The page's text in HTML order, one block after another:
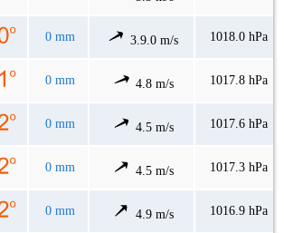
0 mm 3.9.0 m/s 1018.0 hPa
0 mm 4.8 m/s 1017.8 hPa
0 mm 4.5 m/s 1017.6 hPa
0 mm 4.5 m/s 1017.3 hPa
0 mm 4.9 m/s 1016.9 hPa